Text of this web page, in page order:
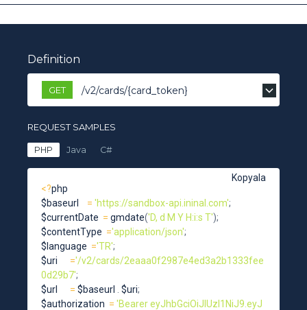
Definition
GET /v2/cards/{card_token}
REQUEST SAMPLES
PHP Java C#
Kopyala
<?php
$baseurl = 'https://sandbox-api.ininal.com';
$currentDate = gmdate('D, d M Y H:i:s T');
$contentType ='application/json';
$language ='TR';
$uri ='/v2/cards/2eaaa0f2987e4ed3a2b1333fee
0d29b7';
$url = $baseurl $uri;
$authorization = 'Bearer eyJhbGciOiJIUzI1NiJ9.eyJ